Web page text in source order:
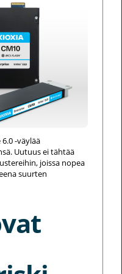
-väylää
Uutuus ei tähtää
joissa nopea
suurten